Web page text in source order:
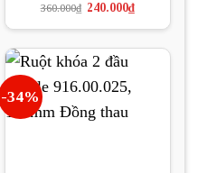
360.000₫ Giá
là:
240.000₫Giá
hiện
tại
240.000₫.
-34%